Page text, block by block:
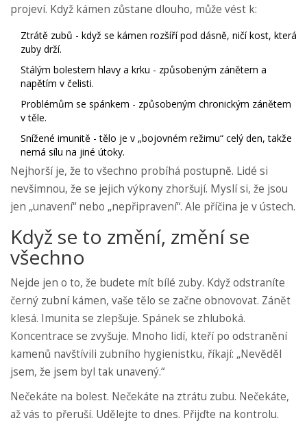
projeví. Když kámen zůstane dlouho, může vést k:
Ztrátě zubů - když se kámen rozšíří pod dásně, ničí kost, která
zuby drží.
Stálým bolestem hlavy a krku - způsobeným zánětem a
napětím v čelisti.
Problémům se spánkem - způsobeným chronickým zánětem
v těle.
Snížené imunitě - tělo je v „bojovném režimu“ celý den, takže
nemá sílu na jiné útoky.
Nejhorší je, že to všechno probíhá postupně. Lidé si
nevšimnou, že se jejich výkony zhoršují. Myslí si, že jsou
jen „unavení“ nebo „nepřipravení“. Ale příčina je v ústech.
Když se to změní, změní se
všechno
Nejde jen o to, že budete mít bílé zuby. Když odstraníte
černý zubní kámen, vaše tělo se začne obnovovat. Zánět
klesá. Imunita se zlepšuje. Spánek se zhluboká.
Koncentrace se zvyšuje. Mnoho lidí, kteří po odstranění
kamenů navštívili zubního hygienistku, říkají: „Nevěděl
jsem, že jsem byl tak unavený.“
Nečekáte na bolest. Nečekáte na ztrátu zubu. Nečekáte,
až vás to přeruší. Udělejte to dnes. Přijďte na kontrolu.